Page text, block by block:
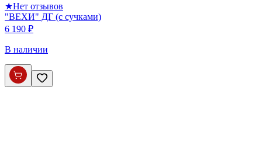
★Нет отзывов
"ВЕХИ" ДГ (с сучками)
6 190 ₽
В наличии